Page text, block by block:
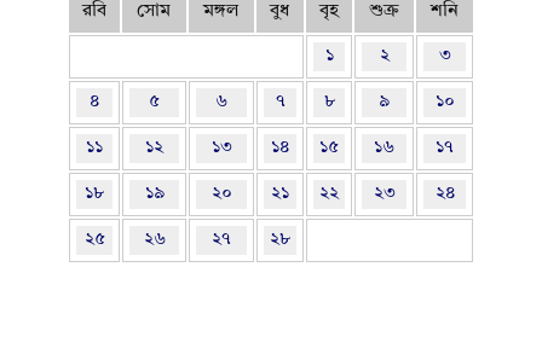
রবি সোম মঙ্গল বুধ বৃহ শুক্র শনি
১ ২ ৩
৪ ৫ ৬ ৭ ৮ ৯ ১০
১১ ১২ ১৩ ১৪ ১৫ ১৬ ১৭
১৮ ১৯ ২০ ২১ ২২ ২৩ ২৪
২৫ ২৬ ২৭ ২৮